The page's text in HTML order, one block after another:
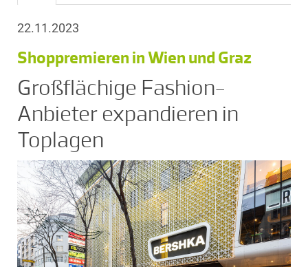
22.11.2023
Shoppremieren in Wien und Graz
Großflächige Fashion-
Anbieter expandieren in
Toplagen